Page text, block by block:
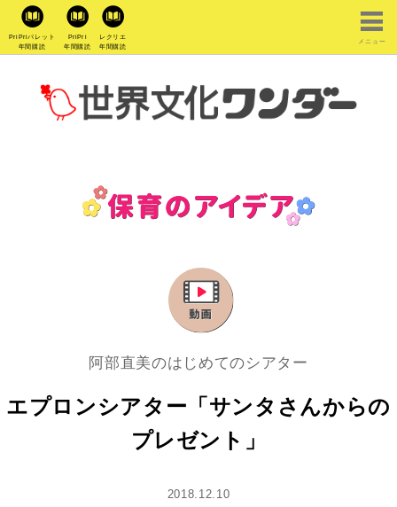
PriPriパレット
年間購読
PriPri
年間購読
レクリエ
年間購読
メニュー
阿部直美のはじめてのシアター
エプロンシアター「サンタさんからの
プレゼント」
2018.12.10